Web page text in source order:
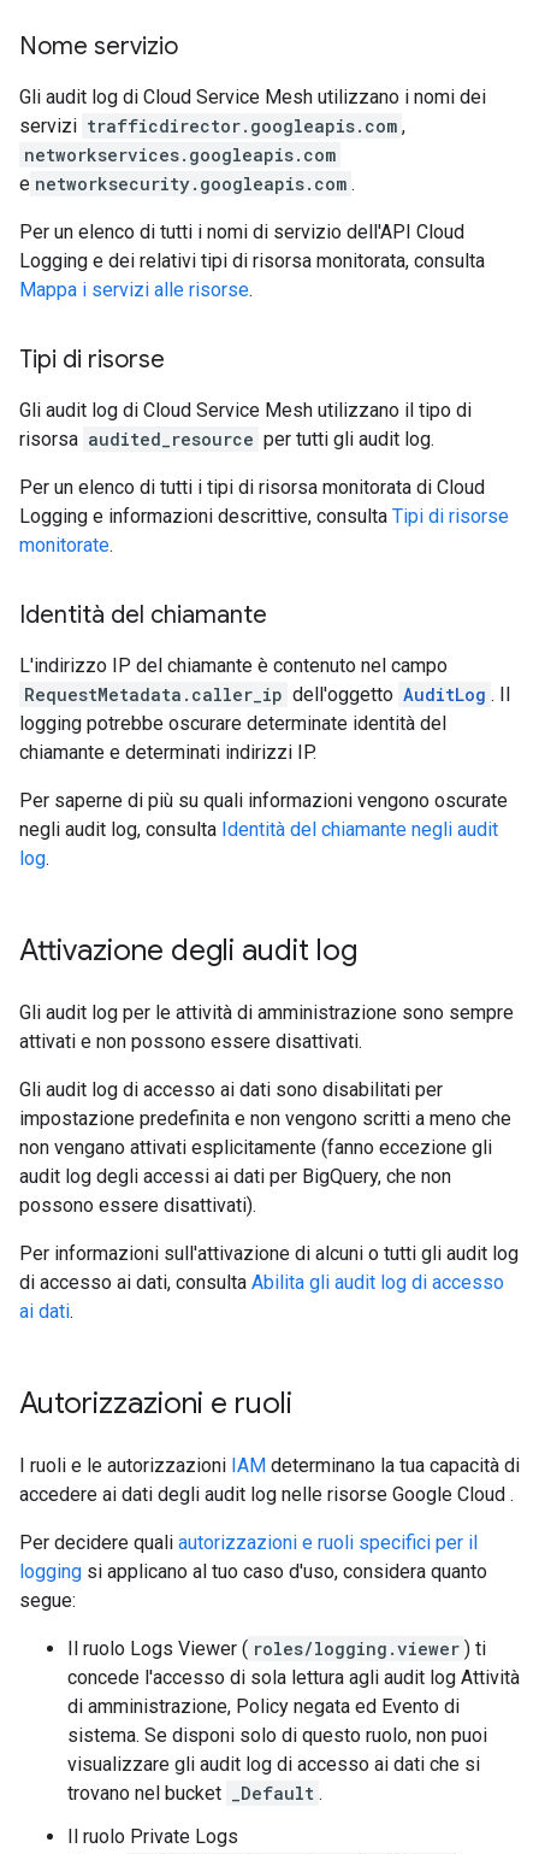
Nome servizio
Gli audit log di Cloud Service Mesh utilizzano i nomi dei
servizi trafficdirector.googleapis.com ,
networkservices.googleapis.com
e networksecurity.googleapis.com .
Per un elenco di tutti i nomi di servizio dell'API Cloud
Logging e dei relativi tipi di risorsa monitorata, consulta
Mappa i servizi alle risorse.
Tipi di risorse
Gli audit log di Cloud Service Mesh utilizzano il tipo di
risorsa audited_resource per tutti gli audit log.
Per un elenco di tutti i tipi di risorsa monitorata di Cloud
Logging e informazioni descrittive, consulta Tipi di risorse
monitorate.
Identità del chiamante
L'indirizzo IP del chiamante è contenuto nel campo
RequestMetadata.caller_ip dell'oggetto AuditLog . Il
logging potrebbe oscurare determinate identità del
chiamante e determinati indirizzi IP.
Per saperne di più su quali informazioni vengono oscurate
negli audit log, consulta Identità del chiamante negli audit
log.
Attivazione degli audit log
Gli audit log per le attività di amministrazione sono sempre
attivati e non possono essere disattivati.
Gli audit log di accesso ai dati sono disabilitati per
impostazione predefinita e non vengono scritti a meno che
non vengano attivati esplicitamente (fanno eccezione gli
audit log degli accessi ai dati per BigQuery, che non
possono essere disattivati).
Per informazioni sull'attivazione di alcuni o tutti gli audit log
di accesso ai dati, consulta Abilita gli audit log di accesso
ai dati.
Autorizzazioni e ruoli
I ruoli e le autorizzazioni IAM determinano la tua capacità di
accedere ai dati degli audit log nelle risorse Google Cloud .
Per decidere quali autorizzazioni e ruoli specifici per il
logging si applicano al tuo caso d'uso, considera quanto
segue:
Il ruolo Logs Viewer ( roles/logging.viewer ) ti
concede l'accesso di sola lettura agli audit log Attività
di amministrazione, Policy negata ed Evento di
sistema. Se disponi solo di questo ruolo, non puoi
visualizzare gli audit log di accesso ai dati che si
trovano nel bucket
_Default .
Il ruolo Private Logs